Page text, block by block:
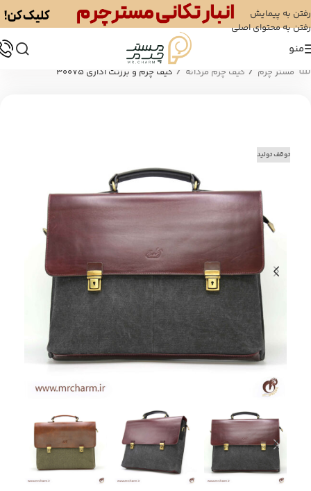
رفتن به پیمایش
رفتن به محتوای اصلی
منو
مستر چرم / کیف چرم مردانه / کیف چرم و برزنت اداری 30075
توقف تولید